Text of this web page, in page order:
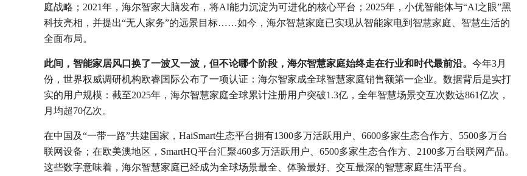
庭战略；2021年，海尔智家大脑发布，将AI能力沉淀为可进化的核心平台；2025年，小优智能体与“AI之眼”黑
科技亮相，并提出“无人家务”的远景目标……如今，海尔智慧家庭已实现从智能家电到智慧家庭、智慧生活的
全面布局。
此间，智能家居风口换了一波又一波，但不论哪个阶段，海尔智慧家庭始终走在行业和时代最前沿。 今年3月
份，世界权威调研机构欧睿国际公布了一项认证：海尔智家成全球智慧家庭销售额第一企业。数据背后是实打
实的用户规模：截至2025年，海尔智慧家庭全球累计注册用户突破1.3亿，全年智慧场景交互次数达861亿次，
月均超70亿次。
在中国及“一带一路”共建国家，HaiSmart生态平台拥有1300多万活跃用户、6600多家生态合作方、5500多万台
联网设备；在欧美澳地区，SmartHQ平台汇聚460多万活跃用户、6500多家生态合作方、2100多万台联网产品。
这些数字意味着，海尔智慧家庭已经成为全球场景最全、体验最好、交互最深的智慧家庭生活平台。